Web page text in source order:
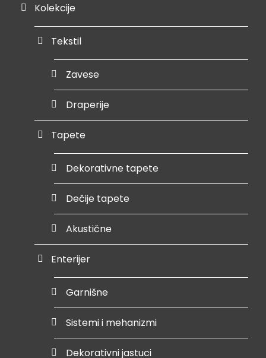
Kolekcije
Tekstil
Zavese
Draperije
Tapete
Dekorativne tapete
Dečije tapete
Akustične
Enterijer
Garnišne
Sistemi i mehanizmi
Dekorativni jastuci